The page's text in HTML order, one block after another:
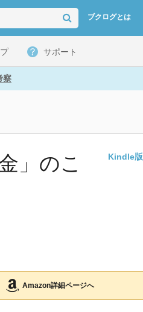
ブクログとは
サポート
察
」のこ
Kindle版
Amazon詳細ページへ